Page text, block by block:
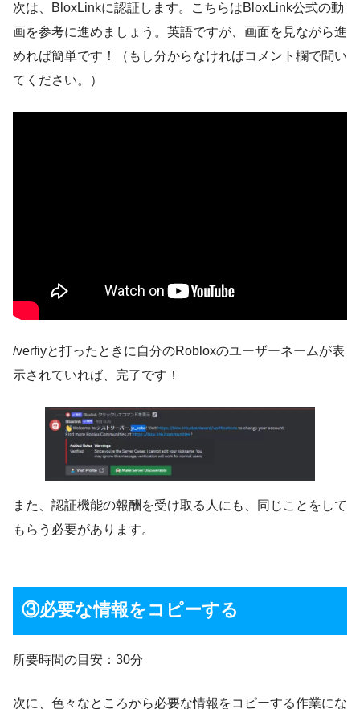
次は、BloxLinkに認証します。こちらはBloxLink公式の動
画を参考に進めましょう。英語ですが、画面を見ながら進
めれば簡単です！（もし分からなければコメント欄で聞い
てください。）
/verfiyと打ったときに自分のRobloxのユーザーネームが表
示されていれば、完了です！
また、認証機能の報酬を受け取る人にも、同じことをして
もらう必要があります。
③必要な情報をコピーする
所要時間の目安：30分
次に、色々なところから必要な情報をコピーする作業にな